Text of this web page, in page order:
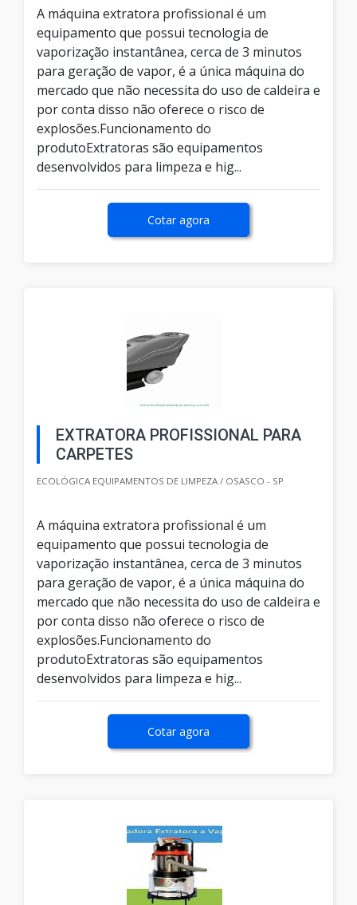
A máquina extratora profissional é um
equipamento que possui tecnologia de
vaporização instantânea, cerca de 3 minutos
para geração de vapor, é a única máquina do
mercado que não necessita do uso de caldeira e
por conta disso não oferece o risco de
explosões.Funcionamento do
produtoExtratoras são equipamentos
desenvolvidos para limpeza e hig...
Cotar agora
EXTRATORA PROFISSIONAL PARA
CARPETES
ECOLÓGICA EQUIPAMENTOS DE LIMPEZA / OSASCO - SP
A máquina extratora profissional é um
equipamento que possui tecnologia de
vaporização instantânea, cerca de 3 minutos
para geração de vapor, é a única máquina do
mercado que não necessita do uso de caldeira e
por conta disso não oferece o risco de
explosões.Funcionamento do
produtoExtratoras são equipamentos
desenvolvidos para limpeza e hig...
Cotar agora